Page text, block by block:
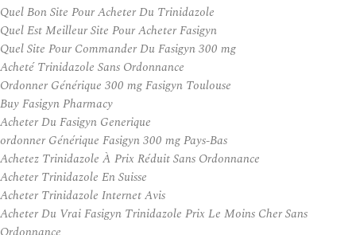
Quel Bon Site Pour Acheter Du Trinidazole
Quel Est Meilleur Site Pour Acheter Fasigyn
Quel Site Pour Commander Du Fasigyn 300 mg
Acheté Trinidazole Sans Ordonnance
Ordonner Générique 300 mg Fasigyn Toulouse
Buy Fasigyn Pharmacy
Acheter Du Fasigyn Generique
ordonner Générique Fasigyn 300 mg Pays-Bas
Achetez Trinidazole À Prix Réduit Sans Ordonnance
Acheter Trinidazole En Suisse
Acheter Trinidazole Internet Avis
Acheter Du Vrai Fasigyn Trinidazole Prix Le Moins Cher Sans